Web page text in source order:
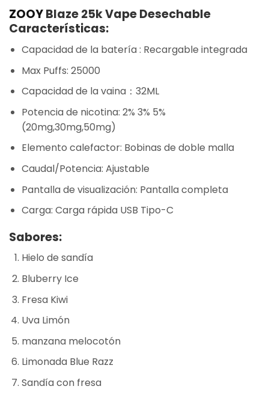
ZOOYBlaze 25k Vape Desechable
Características:
Capacidad de la batería : Recargable integrada
Max Puffs: 25000
Capacidad de la vaina：32ML
Potencia de nicotina: 2% 3% 5%
(20mg,30mg,50mg)
Elemento calefactor: Bobinas de doble malla
Caudal/Potencia: Ajustable
Pantalla de visualización: Pantalla completa
Carga: Carga rápida USB Tipo-C
Sabores:
Hielo de sandía
Bluberry Ice
Fresa Kiwi
Uva Limón
manzana melocotón
Limonada Blue Razz
Sandía con fresa